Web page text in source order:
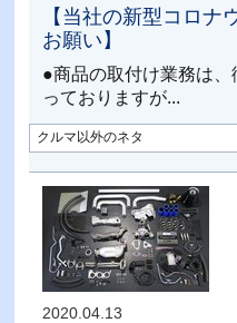
【当社の新型コロナ
お願い】
●商品の取付け業務は
っておりますが...
クルマ以外のネタ
2020.04.13